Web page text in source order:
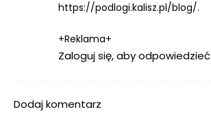
https://podlogi.kalisz.pl/blog/.
+Reklama+
Zaloguj się, aby odpowiedzieć
Dodaj komentarz